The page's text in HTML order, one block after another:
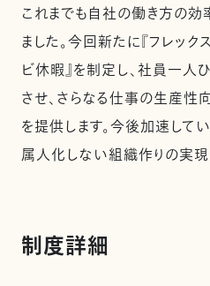
これまでも自社の働き方の効
ました。今回新たに『フレッ
ビ休暇』を制定し、社員一人
させ、さらなる仕事の生産
を提供します。今後加速して
属人化しない組織作りの実現
制度詳細